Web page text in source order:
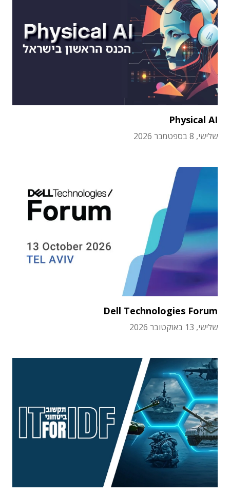
Physical AI
שלישי, 8 בספטמבר 2026
Dell Technologies Forum
שלישי, 13 באוקטובר 2026